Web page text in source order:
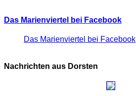
Das Marienviertel bei Facebook
Das Marienviertel bei Facebook
Nachrichten aus Dorsten